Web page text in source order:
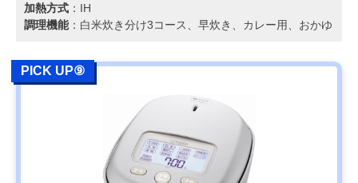
加熱方式 ：IH
調理機能：白米炊き分け3コース、早炊き、カレー用、おかゆ
PICK UP⑨